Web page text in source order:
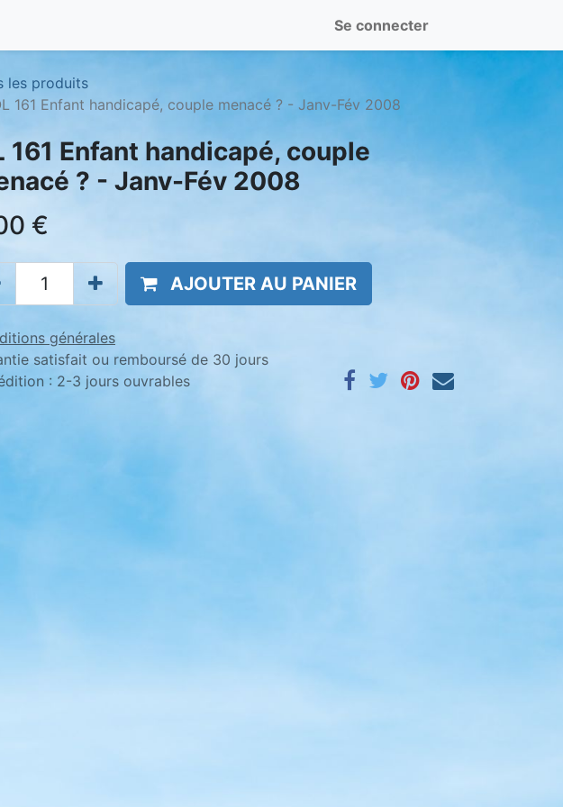
Se connecter
les produits
161 Enfant handicapé, couple menacé ? - Janv-Fév 2008
161 Enfant handicapé, couple
? - Janv-Fév 2008
€
AJOUTER AU PANIER
générales
satisfait ou remboursé de 30 jours
: 2-3 jours ouvrables